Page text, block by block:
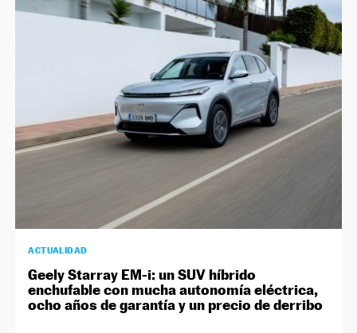
ACTUALIDAD
Geely Starray EM-i: un SUV híbrido
enchufable con mucha autonomía eléctrica,
ocho años de garantía y un precio de derribo